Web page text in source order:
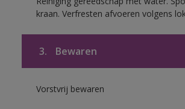
kraan. Verfresten afvoeren volgens
3. Bewaren
Vorstvrij bewaren